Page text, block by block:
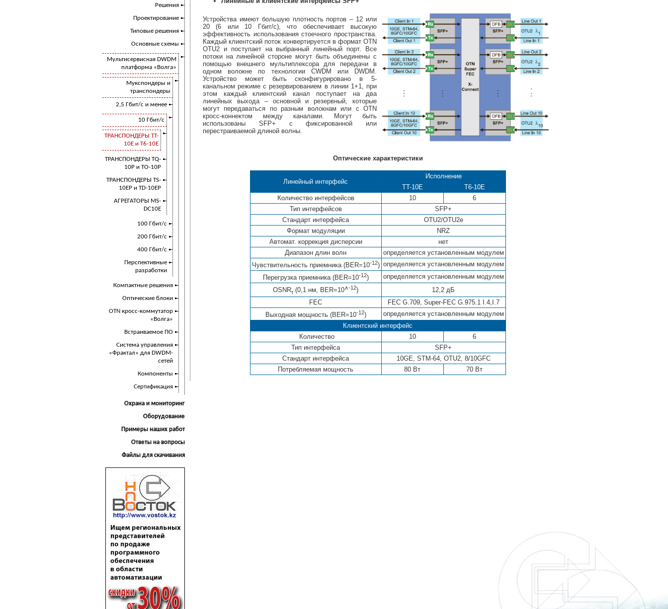
Решения
Проектирование
Типовые решения
Основные схемы
Мультисервисная DWDM
платформа «Волга»
Мукспондеры и
транспондеры
2,5 Гбит/с и менее
10 Гбит/с
ТРАНСПОНДЕРЫ TT-
10E и T6-10E
ТРАНСПОНДЕРЫ ТQ-
10P и TO-10P
ТРАНСПОНДЕРЫ ТS-
10EP и TD-10EP
АГРЕГАТОРЫ MS-
DC10E
100 Гбит/с
200 Гбит/с
400 Гбит/с
Перспективные
разработки
Компактные решения
Оптические блоки
OTN кросс-коммутатор
«Волга»
Встраиваемое ПО
Cистема управления
«Фрактал» для DWDM-
сетей
Компоненты
Сертификация
Охрана и мониторинг
Оборудование
Примеры наших работ
Ответы на вопросы
Файлы для скачивания
Устройства имеют большую плотность портов – 12 или
20 (6 или 10 Гбит/с), что обеспечивает высокую
эффективность использования стоечного пространства.
Каждый клиентский поток конвертируется в формат OTN
OTU2 и поступает на выбранный линейный порт. Все
потоки на линейной стороне могут быть объединены с
помощью внешнего мультиплексора для передачи в
одном волокне по технологии CWDM или DWDM.
Устройство может быть сконфигурировано в 5-
канальном режиме с резервированием в линии 1+1, при
этом каждый клиентский канал поступает на два
линейных выхода – основной и резервный, которые
могут передаваться по разным волокнам или с OTN
кросс-коннектом между каналами. Могут быть
использованы SFP+ с фиксированной или
перестраиваемой длиной волны.
Оптические характеристики
Линейный интерфейс
Исполнение
TT-10E
T6-10E
Количество интерфейсов
10
6
Тип интерфейсов
SFP+
Стандарт интерфейса
OTU2/OTU2e
Формат модуляции
NRZ
Автомат. коррекция дисперсии
нет
Диапазон длин волн
определяется установленным модулем
Чувствительность приемника (BER=10-12) определяется установленным модулем
Перегрузка приемника (BER=10-12)
определяется установленным модулем
OSNRτ(0,1 нм, BER=10∧-12)
12,2 дБ
FEC
FEC G.709, Super-FEC G.975.1 I.4,I.7
Выходная мощность (BER=10-12)
определяется установленным модулем
Клиентский интерфейс
Количество
10
6
Тип интерфейса
SFP+
Стандарт интерфейса
10GE, STM-64, OTU2, 8/10GFC
Потребляемая мощность
80 Вт 70 Вт